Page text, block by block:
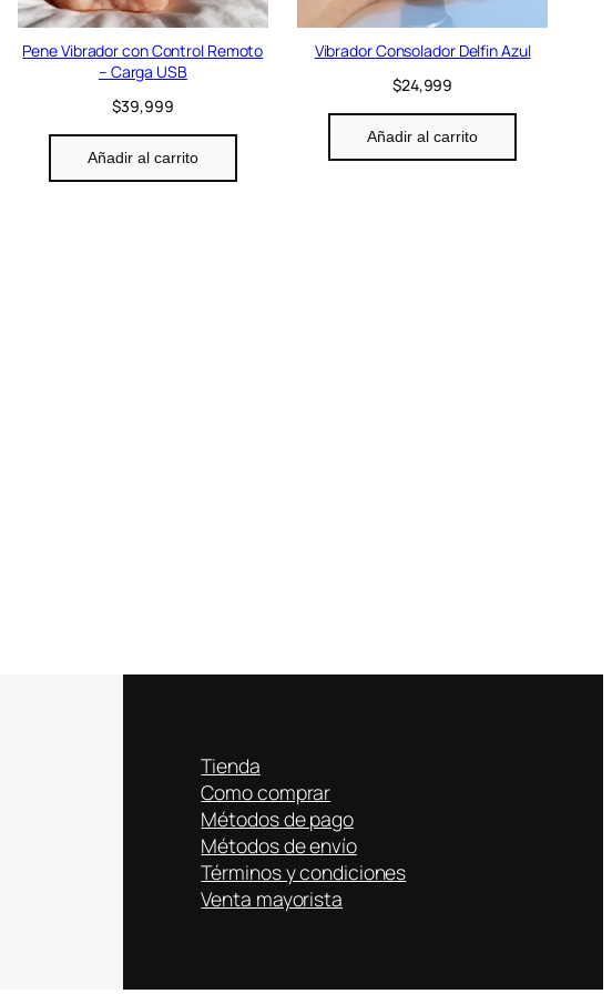
Pene Vibrador con Control Remoto
– Carga USB
$39,999
Añadir al carrito
Vibrador Consolador Delfin Azul
$24,999
Añadir al carrito
Tienda
Como comprar
Métodos de pago
Métodos de envío
Términos y condiciones
Venta mayorista